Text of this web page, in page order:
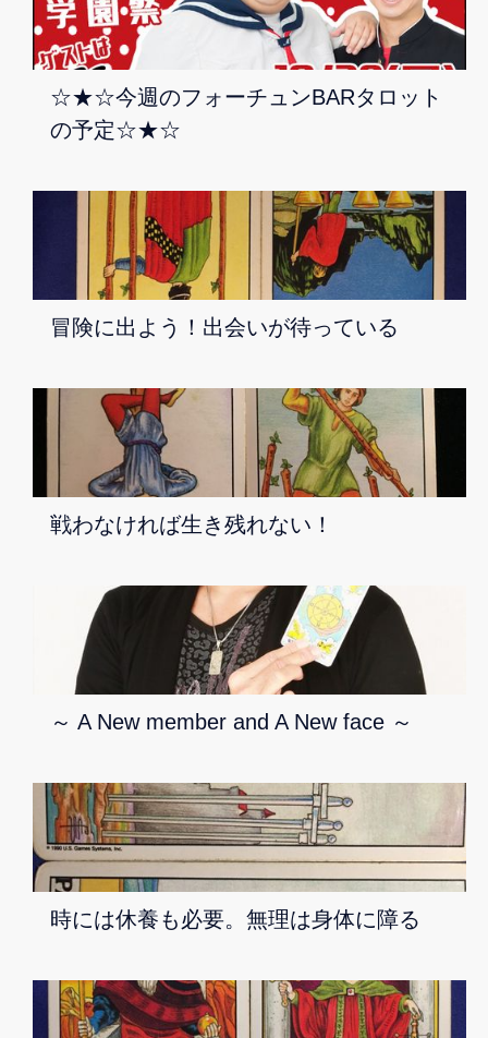
☆★☆今週のフォーチュンBARタロット
の予定☆★☆
冒険に出よう！出会いが待っている
戦わなければ生き残れない！
～ A New member and A New face ～
時には休養も必要。無理は身体に障る